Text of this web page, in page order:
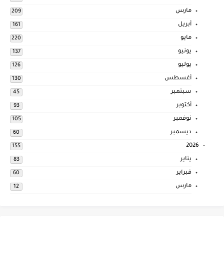
مارس 209
أبريل 161
مايو 220
يونيو 137
يوليو 126
أغسطس 130
سبتمبر 45
أكتوبر 93
نوفمبر 105
ديسمبر 60
2026
155
يناير 83
فبراير 60
مارس 12